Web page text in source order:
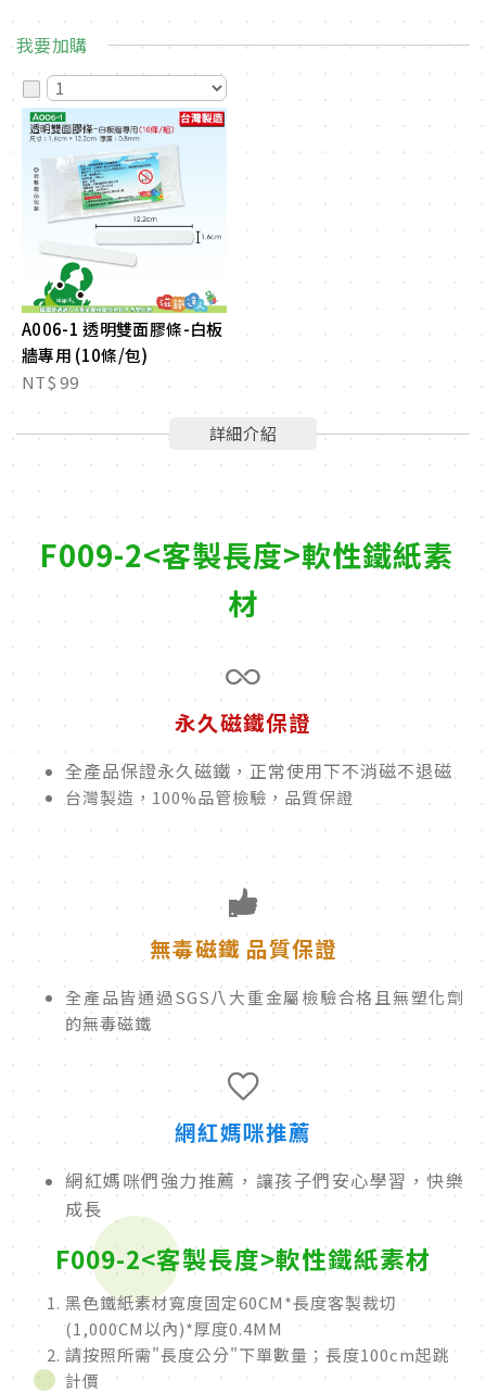
我要加購
A006-1 透明雙面膠條-白板
牆專用 (10條/包)
NT$ 99
詳細介紹
F009-2<客製長度>軟性鐵紙素
材
永久磁鐵保證
全產品保證永久磁鐵，正常使用下不消磁不退磁
台灣製造，100%品管檢驗，品質保證
無毒磁鐵 品質保證
全產品皆通過SGS八大重金屬檢驗合格且無塑化劑
的無毒磁鐵
網紅媽咪推薦
網紅媽咪們強力推薦，讓孩子們安心學習，快樂
成長
F009-2<客製長度>軟性鐵紙素材
黑色鐵紙素材寬度固定60CM*長度客製裁切
(1,000CM以內)*厚度0.4MM
請按照所需"長度公分"下單數量；長度100cm起跳
計價